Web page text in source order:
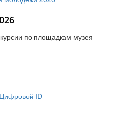
по площадкам музея